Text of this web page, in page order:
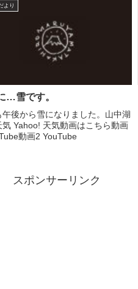
、氷上乗入は解禁です。※氷の状
ごとにかわります。危険ですの
の時の現場の注意...
より
…雪です。
午後から雪になりました。山中湖
気 Yahoo! 天気動画はこちら動画
動画2 YouTube
スポンサーリンク